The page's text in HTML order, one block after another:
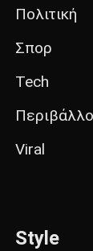
Πολιτική
Σπορ
Tech
Viral
Style